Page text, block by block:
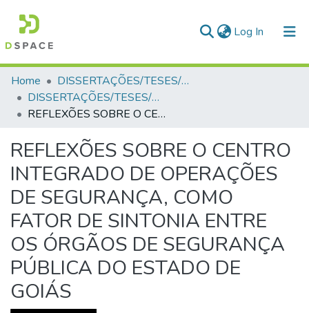
Log In (current)
Communities & Collections
All of DSpace
Home
DISSERTAÇÕES/TESES/MONOGRAFIAS
DISSERTAÇÕES/TESES/MONOGRAFIAS
REFLEXÕES SOBRE O CENTRO INTEGRADO DE OPERAÇÕES DE SEGURANÇA, COMO FATOR DE SINTONIA ENTRE OS ÓRGÃOS DE SEGURANÇA PÚBLICA DO ESTADO DE GOIÁS
REFLEXÕES SOBRE O CENTRO
INTEGRADO DE OPERAÇÕES
DE SEGURANÇA, COMO
FATOR DE SINTONIA ENTRE
OS ÓRGÃOS DE SEGURANÇA
PÚBLICA DO ESTADO DE
GOIÁS